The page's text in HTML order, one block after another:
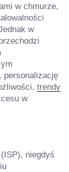
w chmurze,
w
personalizację
trendy
w
niegdyś